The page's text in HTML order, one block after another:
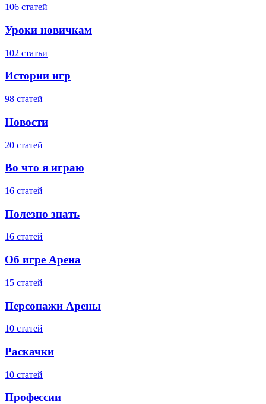
106 статей
Уроки новичкам
102 статьи
Истории игр
98 статей
Новости
20 статей
Во что я играю
16 статей
Полезно знать
16 статей
Об игре Арена
15 статей
Персонажи Арены
10 статей
Раскачки
10 статей
Профессии